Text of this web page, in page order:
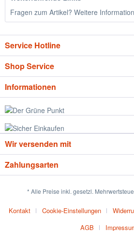
Fragen zum Artikel? Weitere
Service Hotline
Shop Service
Informationen
Wir versenden mit
Zahlungsarten
* Alle Preise inkl. gesetzl.
Kontakt Cookie-Einstellungen
AGB